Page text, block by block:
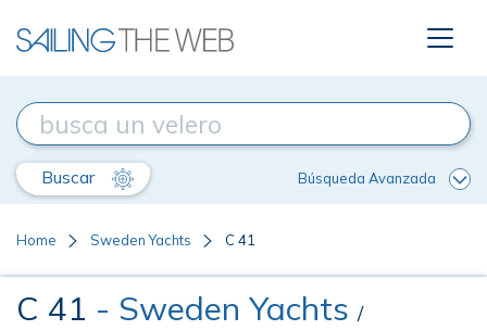
Buscar Búsqueda Avanzada
Home Sweden Yachts C 41
C 41 - Sweden Yachts /